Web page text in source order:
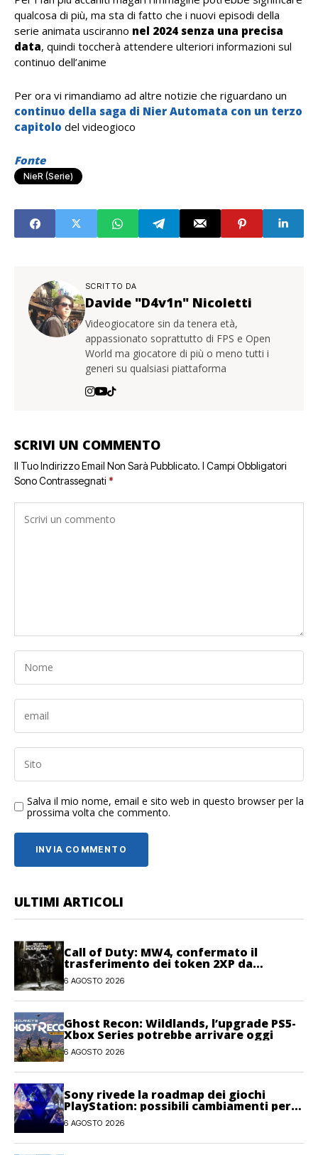
qualcosa di più, ma sta di fatto che i nuovi episodi della
serie animata usciranno nel 2024 senza una precisa
data, quindi toccherà attendere ulteriori informazioni sul
continuo dell’anime
Per ora vi rimandiamo ad altre notizie che riguardano un
continuo della saga di Nier Automata con un terzo
capitolo del videogioco
Fonte
NieR (serie)
SCRITTO DA
Davide "D4v1n" Nicoletti
Videogiocatore sin da tenera età,
appassionato soprattutto di FPS e Open
World ma giocatore di più o meno tutti i
generi su qualsiasi piattaforma
SCRIVI UN COMMENTO
Il Tuo Indirizzo Email Non Sarà Pubblicato. I Campi Obbligatori
Sono Contrassegnati *
Salva il mio nome, email e sito web in questo browser per la
prossima volta che commento.
ULTIMI ARTICOLI
Call of Duty: MW4, confermato il
trasferimento dei token 2XP da
Warzone e Black Ops 7
6 AGOSTO 2026
Ghost Recon: Wildlands, l’upgrade PS5-
Xbox Series potrebbe arrivare oggi
6 AGOSTO 2026
Sony rivede la roadmap dei giochi
PlayStation: possibili cambiamenti per
l’anno fiscale 2026
6 AGOSTO 2026